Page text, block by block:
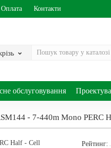
Оплата Контакти
обслуговування
- 7-440m Моno PERC
Рейтинг: